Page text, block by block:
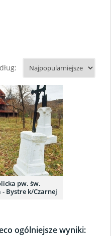
pw. św.
- Bystre k/Czarnej
ogólniejsze wyniki: